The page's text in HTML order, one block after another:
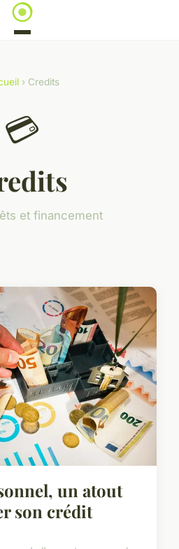
› Credits
💳
et financement
un atout
son crédit